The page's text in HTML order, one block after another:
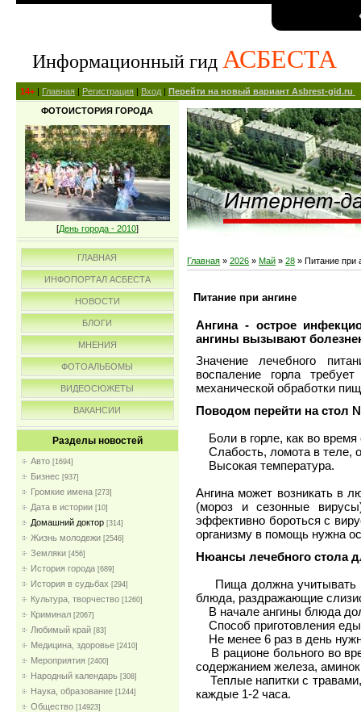
Информационный гид АСБЕСТА
14+ | Главная | Регистрация | Вход | Перейти на новый вариант Asbrest-gid.ru
ФОТОИСТОРИЯ ГОРОДА
[День города - 2010]
ГЛАВНАЯ
ИНФОПОРТАЛ АСБЕСТА
НОВОСТИ
БЛОГИ
МНЕНИЯ
ФОТОАЛЬБОМЫ
ВИДЕОСЮЖЕТЫ
ВАКАНСИИ
Разделы новостей
Авто [1694]
Бизнес [937]
Громкие имена [273]
Дата в истории [10]
Домашний доктор [314]
Жизнь молодежи [2546]
Земляки [456]
История города [689]
История в судьбах [294]
Культура, творчество [1260]
Криминал [2067]
Любимый край [83]
Медицина, здоровье [2410]
Мероприятия [2400]
Народный календарь [308]
Наука, образование [1244]
Общество [14923]
Главная » 2026 » Май » 28 » Питание при
Питание при ангине
Ангина - острое
ангины вызывают
Значение лечебного
воспаление горла
механической обработки
Поводом перейти на стол
Боли в горле, как во время
Слабость, ломота в теле,
Высокая температура.
Ангина может возникать в
(мороз и сезонные
эффективно бороться с
организму в помощь нужна
Нюансы лечебного стола
Пища должна учитывать
блюда, раздражающие
В начале ангины блюда
Способ приготовления
Не менее 6 раз в день
В рационе больного во
содержанием железа,
Теплые напитки с
каждые 1-2 часа.